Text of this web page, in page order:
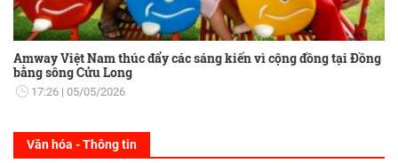
Amway Việt Nam thúc đẩy các sáng kiến vì cộng đồng tại Đồng
bằng sông Cửu Long
17:26 05/05/2026
Văn hóa - Thông tin